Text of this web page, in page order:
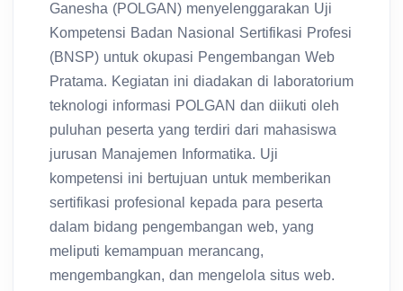
Ganesha (POLGAN) menyelenggarakan Uji
Kompetensi Badan Nasional Sertifikasi Profesi
(BNSP) untuk okupasi Pengembangan Web
Pratama. Kegiatan ini diadakan di laboratorium
teknologi informasi POLGAN dan diikuti oleh
puluhan peserta yang terdiri dari mahasiswa
jurusan Manajemen Informatika. Uji
kompetensi ini bertujuan untuk memberikan
sertifikasi profesional kepada para peserta
dalam bidang pengembangan web, yang
meliputi kemampuan merancang,
mengembangkan, dan mengelola situs web.